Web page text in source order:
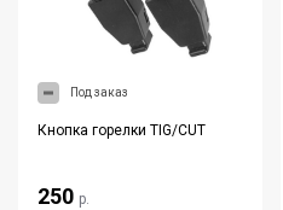
Под заказ
Кнопка горелки TIG/CUT
250 р.